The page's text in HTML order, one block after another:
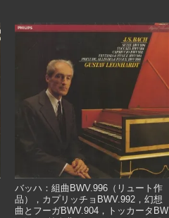
バッハ：組曲BWV.996（リュート作
品），カプリッチョBWV.992，幻想
曲とフーガBWV.904，トッカータBW